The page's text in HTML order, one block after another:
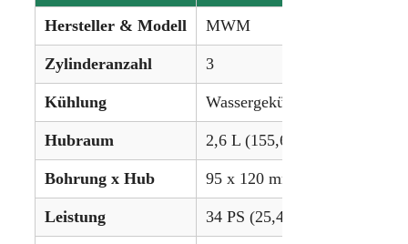
Hersteller & Modell MWM
Zylinderanzahl 3
Kühlung Wassergekühlt
Hubraum 2,6 L (155,60 in³)
Bohrung x Hub 95 x 120 mm (3.7402 x 4.72
Leistung 34 PS (25,4 kW)